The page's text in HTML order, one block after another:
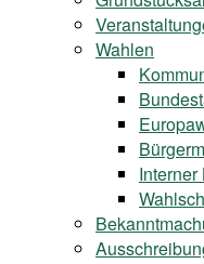
Wahlen
Interner